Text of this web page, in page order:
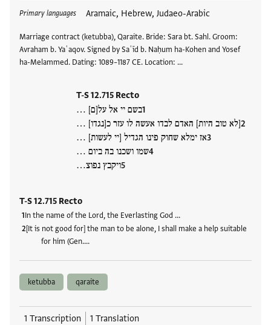
Primary languages Aramaic, Hebrew, Judaeo-Arabic
Marriage contract (ketubba), Qaraite. Bride: Sara bt. Sahl. Groom:
Avraham b. Yaʿaqov. Signed by Saʿīd b. Naḥum ha-Kohen and Yosef
ha-Melammed. Dating: 1089–1187 CE. Location: …
T-S 12.715 Recto
בשם יי אל על[ם] …
[לא טוב היות] האדם לבדו אעשה לו עזר כ[נגדו] …
אז ימלא שחוק פינו הגדיל [יי לעשות] …
שמו ושכנו בה ביום …
ויקבץ נפוצ…
T-S 12.715 Recto
In the name of the Lord, the Everlasting God …
[It is not good for] the man to be alone, I shall make a help suitable
for him (Gen.…
Tags
ketubba qaraite
1 Transcription 1 Translation